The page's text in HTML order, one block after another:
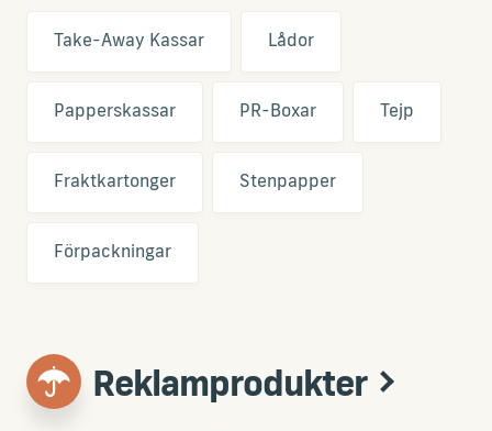
Take-Away Kassar Lådor
Papperskassar PR-Boxar Tejp
Fraktkartonger Stenpapper
Förpackningar
Reklamprodukter